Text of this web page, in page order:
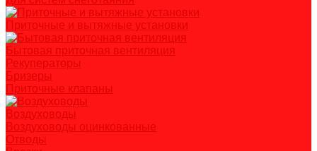
Приточные и вытяжные установки
Бытовая приточная вентиляция
Рекуператоры
Бризеры
Приточные клапаны
Воздуховоды
Воздуховоды оцинкованные
Отводы